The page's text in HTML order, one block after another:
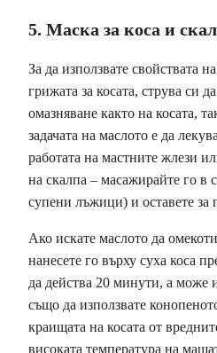
5. Маска за коса и
За да използвате свойствата
грижата за косата, струва си
омазняване както на косата,
задачата на маслото е да
работата на мастните жлези
на скалпа – масажирайте го в
супени лъжици) и оставете за
Ако искате маслото да
нанесете го върху суха коса
да действа 20 минути, а
също да използвате
краищата на косата от
високата температура на